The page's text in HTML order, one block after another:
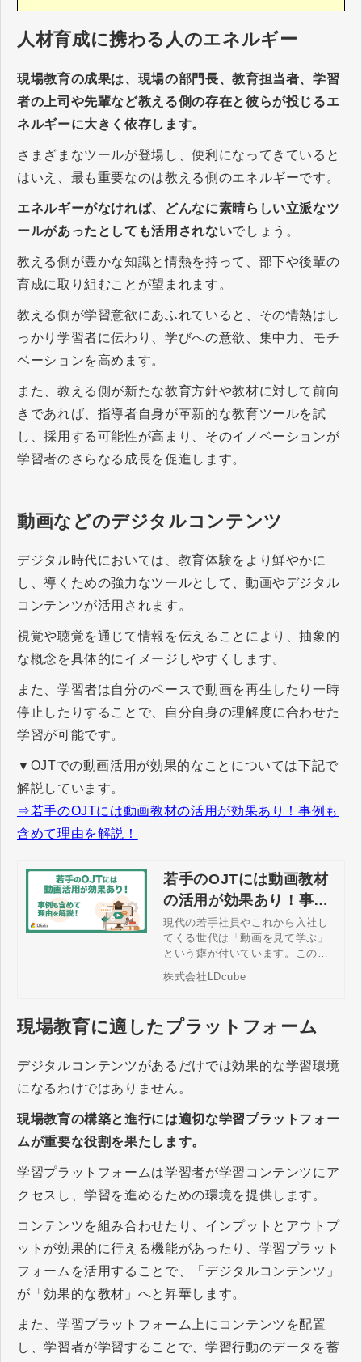
人材育成に携わる人のエネルギー
現場教育の成果は、現場の部門長、教育担当者、学習
者の上司や先輩など教える側の存在と彼らが投じるエ
ネルギーに大きく依存します。
さまざまなツールが登場し、便利になってきていると
はいえ、最も重要なのは教える側のエネルギーです。
エネルギーがなければ、どんなに素晴らしい立派なツ
ールがあったとしても活用されないでしょう。
教える側が豊かな知識と情熱を持って、部下や後輩の
育成に取り組むことが望まれます。
教える側が学習意欲にあふれていると、その情熱はし
っかり学習者に伝わり、学びへの意欲、集中力、モチ
ベーションを高めます。
また、教える側が新たな教育方針や教材に対して前向
きであれば、指導者自身が革新的な教育ツールを試
し、採用する可能性が高まり、そのイノベーションが
学習者のさらなる成長を促進します。
動画などのデジタルコンテンツ
デジタル時代においては、教育体験をより鮮やかに
し、導くための強力なツールとして、動画やデジタル
コンテンツが活用されます。
視覚や聴覚を通じて情報を伝えることにより、抽象的
な概念を具体的にイメージしやすくします。
また、学習者は自分のペースで動画を再生したり一時
停止したりすることで、自分自身の理解度に合わせた
学習が可能です。
▼OJTでの動画活用が効果的なことについては下記で
解説しています。
⇒​​​​​​​若手のOJTには動画教材の活用が効果あり！事例も
含めて理由を解説！
若手のOJTには動画教材
の活用が効果あり！事例
も含めて理由を解説！
現代の若手社員やこれから入社し
てくる世代は「動画を見て学ぶ」
という癖が付いています。この記
を上げるためのOJT動画化手法に
の記事の内容を実践いただき、若
手社員の成長スピードアップにお
株式会社LDcube
現場教育に適したプラットフォーム
デジタルコンテンツがあるだけでは効果的な学習環境
になるわけではありません。
現場教育の構築と進行には適切な学習プラットフォー
ムが重要な役割を果たします。
学習プラットフォームは学習者が学習コンテンツにア
クセスし、学習を進めるための環境を提供します。
コンテンツを組み合わせたり、インプットとアウトプ
ットが効果的に行える機能があったり、学習プラット
フォームを活用することで、「デジタルコンテンツ」
が「効果的な教材」へと昇華します。
また、学習プラットフォーム上にコンテンツを配置
し、学習者が学習することで、学習行動のデータを蓄